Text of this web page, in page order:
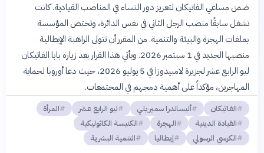
ضمن مساعي الفاتيكان لتعزيز دور النساء في المناصب القيادية. كانت
تشغل سابقًا منصب الرجل الثاني في نفس الدائرة، وتختص المؤسسة
بملفات الهجرة والبيئة والتنمية. من المقرر أن تتولى الراهبة الإيطالية
منصبها الجديد في 1 سبتمبر 2026. ويأتي هذا القرار بعد زيارة بابا الفاتيكان
ليو الرابع عشر لجزيرة لامبيدوزا في 5 يوليو 2026، حيث دعا أوروبا لحماية
المهاجرين، مؤكداً على أهمية دمجهم في المجتمعات.
الفاتيكان أليساندرا سميريلي ليو الرابع عشر
المرأة
القيادة الدينية
الهجرة
الكنيسة الكاثوليكية
الكرسي الرسولي
إيطاليا التنمية البشرية